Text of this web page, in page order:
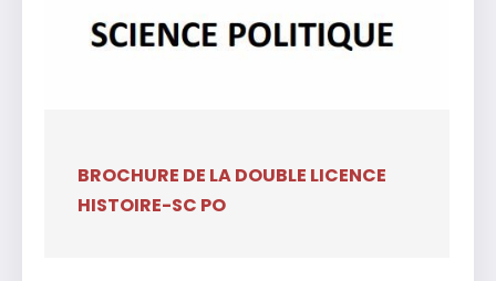
BROCHURE DE LA DOUBLE LICENCE
HISTOIRE-SC PO